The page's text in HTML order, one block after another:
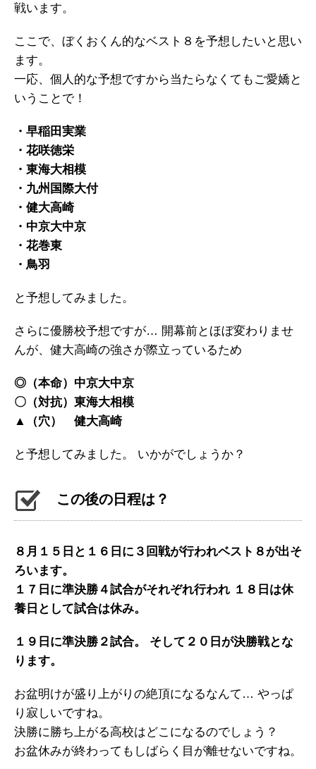
戦います。
ここで、ぼくおくん的なベスト８を予想したいと思い
ます。
一応、個人的な予想ですから当たらなくてもご愛嬌と
いうことで！
・早稲田実業
・花咲徳栄
・東海大相模
・九州国際大付
・健大高崎
・中京大中京
・花巻東
・鳥羽
と予想してみました。
さらに優勝校予想ですが… 開幕前とほぼ変わりませ
んが、健大高崎の強さが際立っているため
◎（本命）中京大中京
〇（対抗）東海大相模
▲（穴） 健大高崎
と予想してみました。 いかがでしょうか？
この後の日程は？
８月１５日と１６日に３回戦が行われベスト８が出そ
ろいます。
１７日に準決勝４試合がそれぞれ行われ １８日は休
養日として試合は休み。
１９日に準決勝２試合。 そして２０日が決勝戦とな
ります。
お盆明けが盛り上がりの絶頂になるなんて… やっぱ
り寂しいですね。
決勝に勝ち上がる高校はどこになるのでしょう？
お盆休みが終わってもしばらく目が離せないですね。